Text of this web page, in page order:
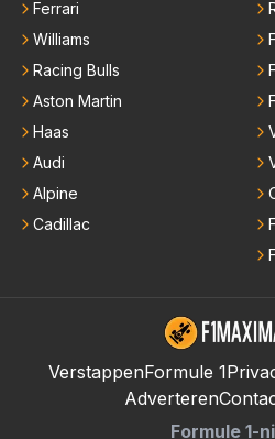
Ferrari
Williams
Racing Bulls
Aston Martin
Haas
Audi
Alpine
Cadillac
VerstappenFormule 1
Adverteren
Formule 1-